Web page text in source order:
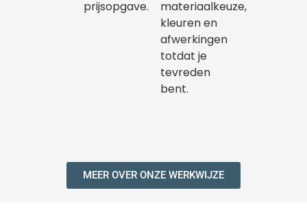
prijsopgave.
materiaalkeuze,
kleuren en
afwerkingen
totdat je
tevreden
bent.
MEER OVER ONZE WERKWIJZE